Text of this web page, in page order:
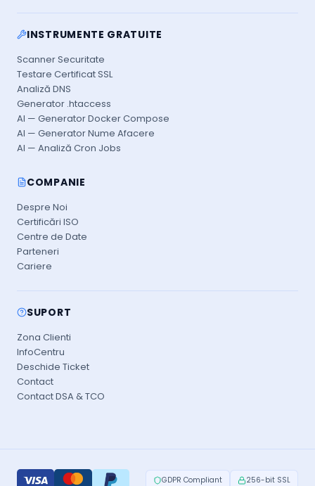
INSTRUMENTE GRATUITE
Scanner Securitate
Testare Certificat SSL
Analiză DNS
Generator .htaccess
AI — Generator Docker Compose
AI — Generator Nume Afacere
AI — Analiză Cron Jobs
COMPANIE
Despre Noi
Certificări ISO
Centre de Date
Parteneri
Cariere
SUPORT
Zona Clienti
InfoCentru
Deschide Ticket
Contact
Contact DSA & TCO
GDPR Compliant 256-bit SSL